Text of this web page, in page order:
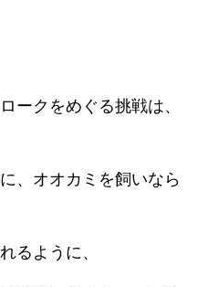
ークをめぐる挑戦は、
、オオカミを飼いなら
るように、